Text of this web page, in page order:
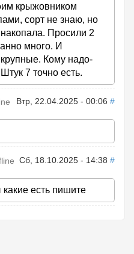
крыжовником
сорт не знаю, но
Просили 2
много. И
Кому надо-
7 точно есть.
Втр, 22.04.2025 - 00:06 #
Сб, 18.10.2025 - 14:38 #
есть пишите